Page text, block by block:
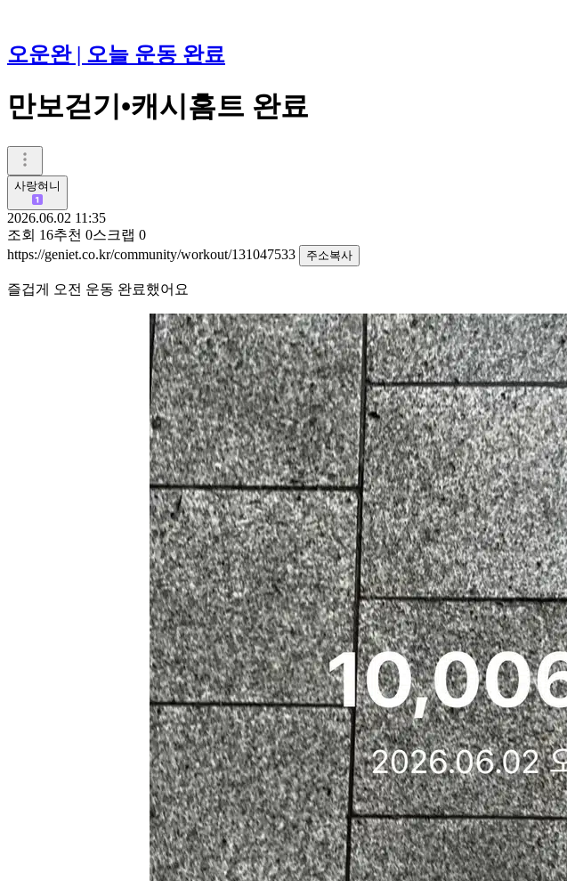
오운완 | 오늘 운동 완료
만보걷기•캐시홈트 완료
사랑혀니
2026.06.02 11:35
조회 16추천 0스크랩 0
https://geniet.co.kr/community/workout/131047533
주소복사
즐겁게 오전 운동 완료했어요